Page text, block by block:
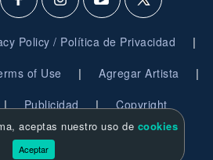
Policy / Política de Privacidad |
of Use | Agregar Artista |
| Publicidad | Copyright
- Derechos Reservados
aceptas nuestro uso de cookies
Aceptar